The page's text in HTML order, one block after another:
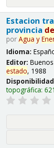
Estacion
provincia de
por Agua y
Idioma:
Editor:
estado, 1988
topográfica: